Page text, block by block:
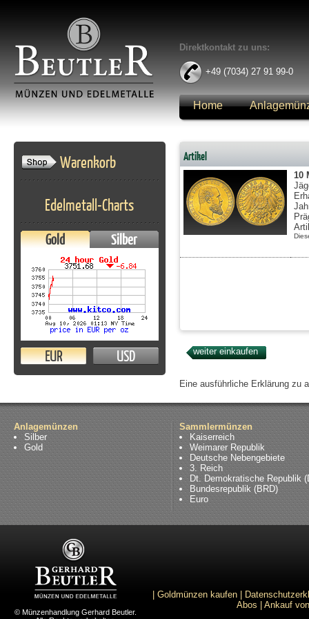
Direktkontakt zu uns:
+49 (7034) 27 91 99-0
Home
Warenkorb
Edelmetall-Charts
Gold Silber
EUR USD
Artikel
10
Eine ausführliche Erklärung zu
Anlagemünzen
Silber
Gold
Sammlermünzen
Kaiserreich
Weimarer Republik
Deutsche Nebengebiete
3. Reich
Dt. Demokratische Republik
Bundesrepublik (BRD)
Euro
© Münzenhandlung Gerhard Beutler.
Goldmünzen kaufen
Abos
Ankauf